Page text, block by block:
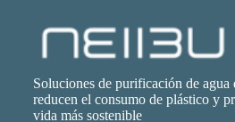
Soluciones de purificación de agua
reducen el consumo de plástico y
vida más sostenible